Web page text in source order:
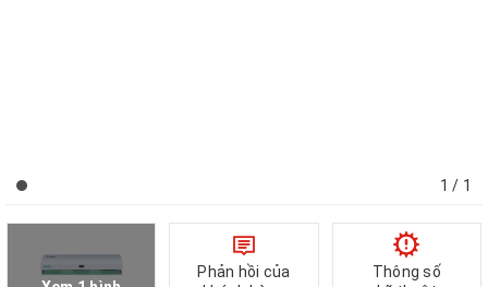
1 / 1
Phản hồi của
Thông số